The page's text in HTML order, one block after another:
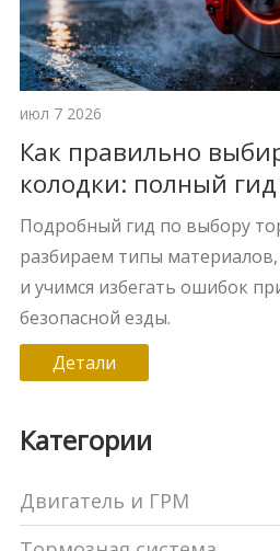
июл 7 2026
Как правильно
колодки: полный
брендам и ошибкам
Подробный гид по выбору
разбираем типы
и учимся избегать ошибок
безопасной езды.
Детали
Категории
Двигатель и ГРМ